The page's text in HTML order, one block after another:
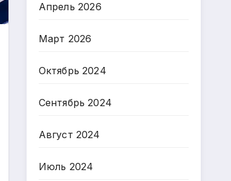
Апрель 2026
Март 2026
Октябрь 2024
Сентябрь 2024
Август 2024
Июль 2024